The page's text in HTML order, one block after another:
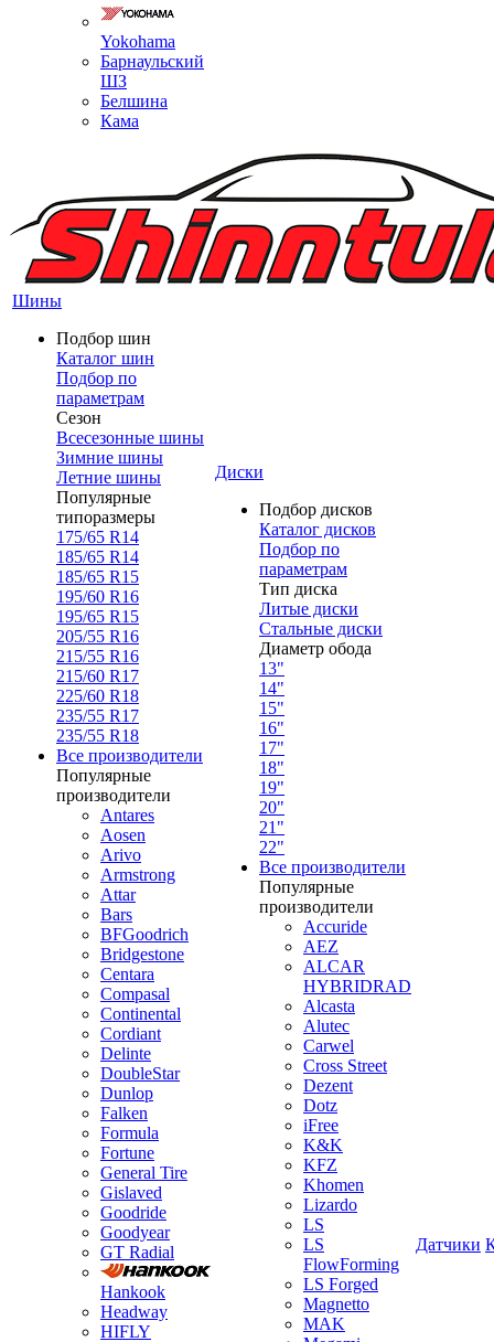
Yokohama
Барнаульский
ШЗ
Белшина
Кама
Шины
Подбор шин
Каталог шин
Подбор по
параметрам
Сезон
Всесезонные шины
Зимние шины
Летние шины
Популярные
типоразмеры
175/65 R14
185/65 R14
185/65 R15
195/60 R16
195/65 R15
205/55 R16
215/55 R16
215/60 R17
225/60 R18
235/55 R17
235/55 R18
Все производители
Популярные
производители
Antares
Aosen
Arivo
Armstrong
Attar
Bars
BFGoodrich
Bridgestone
Centara
Compasal
Continental
Cordiant
Delinte
DoubleStar
Dunlop
Falken
Formula
Fortune
General Tire
Gislaved
Goodride
Goodyear
GT Radial
Hankook
Headway
HIFLY
Диски
Подбор дисков
Каталог дисков
Подбор по
параметрам
Тип диска
Литые диски
Стальные диски
Диаметр обода
13"
14"
15"
16"
17"
18"
19"
20"
21"
22"
Все производители
Популярные
производители
Accuride
AEZ
ALCAR
HYBRIDRAD
Alcasta
Alutec
Carwel
Cross Street
Dezent
Dotz
iFree
K&K
KFZ
Khomen
Lizardo
LS
LS
FlowForming
LS Forged
Magnetto
MAK
Датчики